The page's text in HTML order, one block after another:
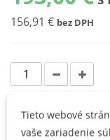
156,91 € bez DPH
Vhodné pre
Tieto webové
vaše zariadenie